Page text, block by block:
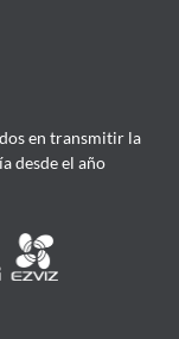
en transmitir la
desde el año